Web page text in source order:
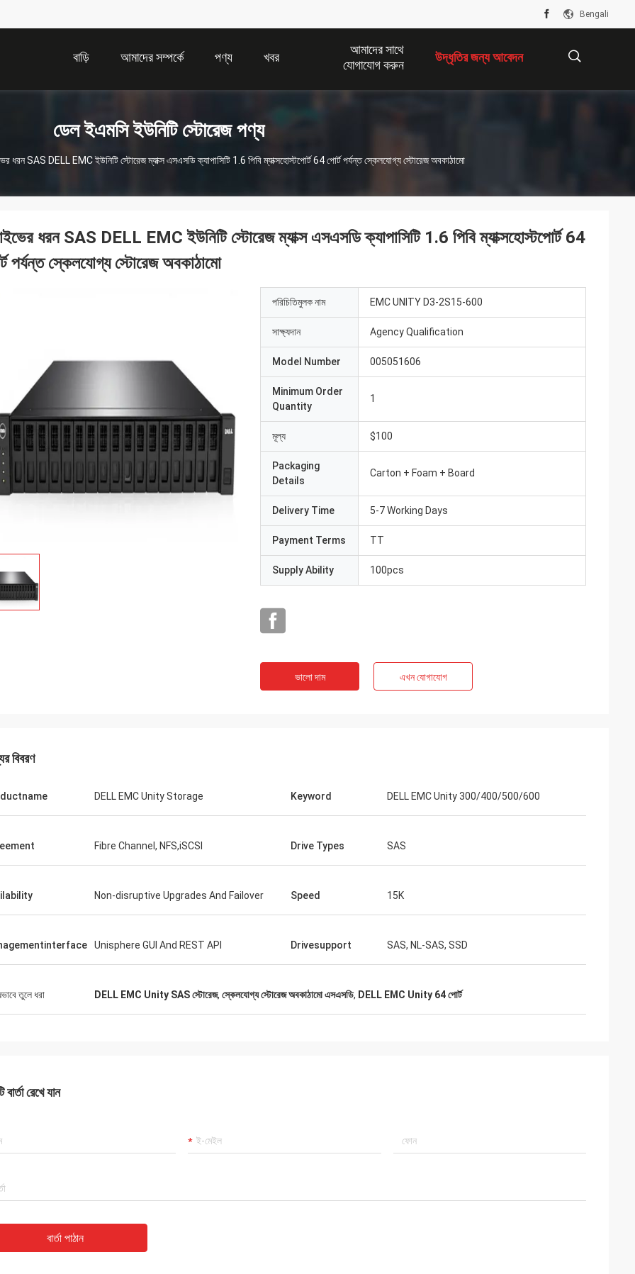
Bengali
বাড়ি আমাদের সম্পর্কে পণ্য খবর
আমাদের সাথে
যোগাযোগ করুন
উদ্ধৃতির জন্য আবেদন
ডেল ইএমসি ইউনিটি স্টোরেজ পণ্য
ধরন SAS DELL EMC ইউনিটি স্টোরেজ ম্যাক্স এসএসডি ক্যাপাসিটি 1.6 পিবি ম্যাক্সহোস্টপোর্ট 64 পোর্ট পর্যন্ত স্কেলযোগ্য স্টোরেজ অবকাঠামো
ধরন SAS DELL EMC ইউনিটি স্টোরেজ ম্যাক্স এসএসডি ক্যাপাসিটি 1.6 পিবি ম্যাক্সহোস্টপোর্ট 64
পর্যন্ত স্কেলযোগ্য স্টোরেজ অবকাঠামো
পরিচিতিমুলক নাম EMC UNITY D3-2S15-600
সাক্ষ্যদান Agency Qualification
Model Number 005051606
Minimum Order
Quantity
1
মূল্য $100
Packaging
Details
Carton + Foam + Board
Delivery Time 5-7 Working Days
Payment Terms TT
Supply Ability 100pcs
ভালো দাম এখন যোগাযোগ
বিবরণ
DELL EMC Unity Storage Keyword DELL EMC Unity 300/400/500/600
Fibre Channel, NFS,iSCSI Drive Types SAS
Non-disruptive Upgrades And Failover Speed 15K
Unisphere GUI And REST API Drivesupport SAS, NL-SAS, SSD
তুলে ধরা DELL EMC Unity SAS স্টোরেজ, স্কেলযোগ্য স্টোরেজ অবকাঠামো এসএসডি, DELL EMC Unity 64 পোর্ট
বার্তা রেখে যান
বার্তা পাঠান